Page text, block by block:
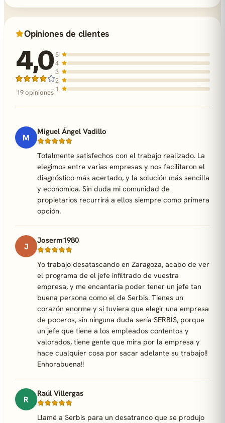
Opiniones de clientes
4,0
19 opiniones
5
4
3
2
1
M
Miguel Ángel Vadillo
Totalmente satisfechos con el trabajo realizado. La
elegimos entre varias empresas y nos facilitaron el
diagnóstico más acertado, y la solución más sencilla
y económica. Sin duda mi comunidad de
propietarios recurrirá a ellos siempre como primera
opción.
J
Joserm1980
Yo trabajo desatascando en Zaragoza, acabo de ver
el programa de el jefe infiltrado de vuestra
empresa, y me encantaría poder tener un jefe tan
buena persona como el de Serbis. Tienes un
corazón enorme y si tuviera que elegir una empresa
de poceros, sin ninguna duda sería SERBIS, porque
un jefe que tiene a los empleados contentos y
valorados, tiene gente que mira por la empresa y
hace cualquier cosa por sacar adelante su trabajo!!
Enhorabuena!!
R
Raúl Villergas
Llamé a Serbis para un desatranco que se produjo